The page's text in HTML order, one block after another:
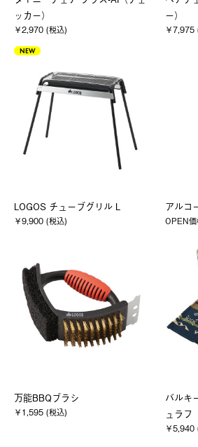
ッカー）
￥2,970 (税込)
ー）
￥7,975
NEW
LOGOS チューブグリル L
￥9,900 (税込)
アルコ
OPEN価
万能BBQブラシ
￥1,595 (税込)
バルキ
ュラフ
￥5,940